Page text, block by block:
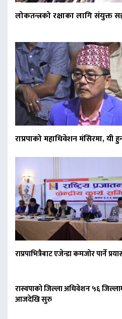
लोकतन्त्रको रक्षाका लागि
राप्रपाको महाधिवेशन मंसिरमा, यी
राप्रपाभित्रैबाट एजेन्डा कमजोर पार्ने
रास्वपाको जिल्ला अधिवेशन ५६
आजदेखि सुरु